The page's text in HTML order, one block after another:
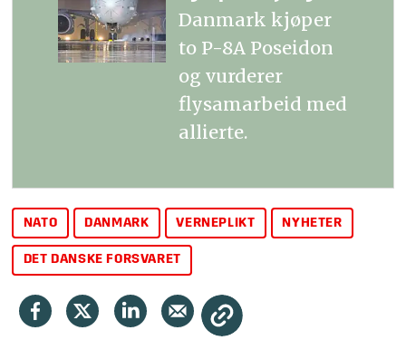
Danmark kjøper
to P-8A Poseidon
og vurderer
flysamarbeid med
allierte.
NATO DANMARK VERNEPLIKT NYHETER
DET DANSKE FORSVARET